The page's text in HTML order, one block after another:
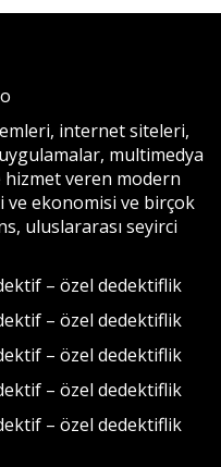
internet siteleri,
multimedya
veren modern
ve ekonomisi ve birçok
uluslararası seyirci
– özel dedektiflik
– özel dedektiflik
– özel dedektiflik
– özel dedektiflik
– özel dedektiflik